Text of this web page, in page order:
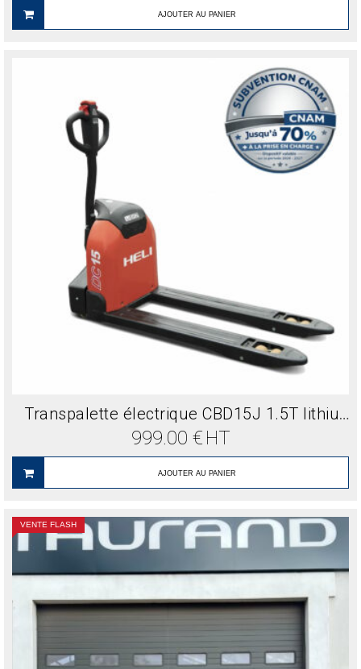
AJOUTER AU PANIER
Transpalette électrique CBD15J 1.5T lithium neuf – haute performance
999.00 € HT
AJOUTER AU PANIER
VENTE FLASH